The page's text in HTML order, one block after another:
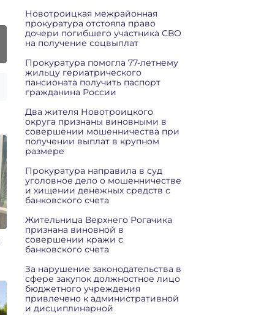
Новотроицкая межрайонная
прокуратура отстояла право
дочери погибшего участника СВО
на получение соцвыплат
Прокуратура помогла 77-летнему
жильцу гериатрического
пансионата получить паспорт
гражданина России
Два жителя Новотроицкого
округа признаны виновными в
совершении мошенничества при
получении выплат в крупном
размере
Прокуратура направила в суд
уголовное дело о мошенничестве
и хищении денежных средств с
банковского счета
Жительница Верхнего Рогачика
признана виновной в
совершении кражи с
банковского счета
За нарушение законодательства в
сфере закупок должностное лицо
бюджетного учреждения
привлечено к административной
и дисциплинарной